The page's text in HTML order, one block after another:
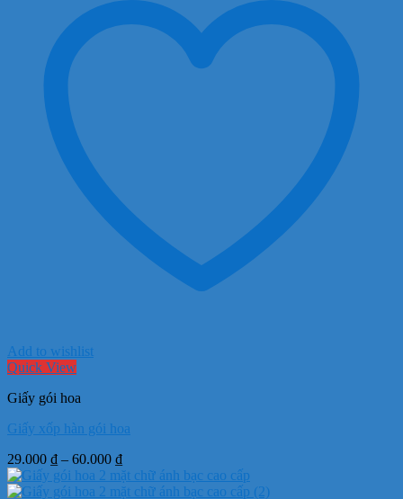
Add to wishlist
Quick View
Giấy gói hoa
Giấy xốp hàn gói hoa
29.000 ₫ – 60.000 ₫Khoảng
giá:
từ